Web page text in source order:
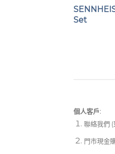
Set
個人客戶:
聯絡我們
門市現金